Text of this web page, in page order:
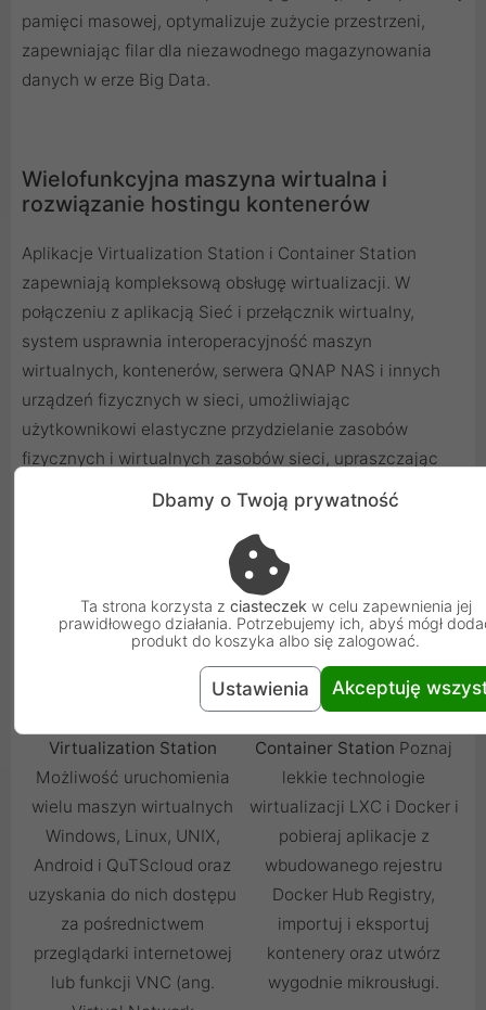
pamięci masowej, optymalizuje zużycie przestrzeni,
zapewniając filar dla niezawodnego magazynowania
danych w erze Big Data.
Wielofunkcyjna maszyna wirtualna i
rozwiązanie hostingu kontenerów
Aplikacje Virtualization Station i Container Station
zapewniają kompleksową obsługę wirtualizacji. W
połączeniu z aplikacją Sieć i przełącznik wirtualny,
system usprawnia interoperacyjność maszyn
wirtualnych, kontenerów, serwera QNAP NAS i innych
urządzeń fizycznych w sieci, umożliwiając
użytkownikowi elastyczne przydzielanie zasobów
fizycznych i wirtualnych zasobów sieci, upraszczając
Virtualization Station
Możliwość uruchomienia
wielu maszyn wirtualnych
Windows, Linux, UNIX,
Android i QuTScloud oraz
uzyskania do nich dostępu
za pośrednictwem
przeglądarki internetowej
lub funkcji VNC (ang.
Container Station Poznaj
lekkie technologie
wirtualizacji LXC i Docker i
pobieraj aplikacje z
wbudowanego rejestru
Docker Hub Registry,
importuj i eksportuj
kontenery oraz utwórz
wygodnie mikrousługi.
Dbamy o Twoją prywatność
Ta strona korzysta z ciasteczek w celu zapewnienia jej
prawidłowego działania. Potrzebujemy ich, abyś mógł
produkt do koszyka albo się zalogować.
Ustawienia Akceptuję